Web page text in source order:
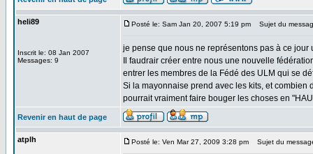
heli89
Inscrit le: 08 Jan 2007
Messages: 9
Posté le: Sam Jan 20, 2007 5:19 pm Sujet du
je pense que nous ne représentons pas à ce
Il faudrair créer entre nous une nouvelle
entrer les membres de la Fédé des ULM qui se
Si la mayonnaise prend avec les kits, et
pourrait vraiment faire bouger les choses en
Revenir en haut de page
atplh Posté le: Ven Mar 27, 2009 3:28 pm Sujet du